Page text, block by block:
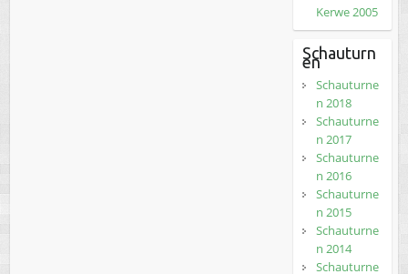
Kerwe 2005
Schauturn
en
Schauturne
n 2018
Schauturne
n 2017
Schauturne
n 2016
Schauturne
n 2015
Schauturne
n 2014
Schauturne